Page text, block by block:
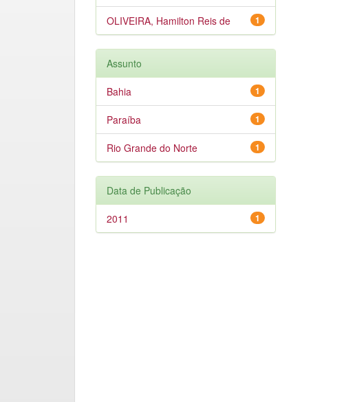
1
OLIVEIRA, Hamilton Reis de
Assunto
1
Bahia
1
Paraíba
1
Rio Grande do Norte
Data de Publicação
1
2011